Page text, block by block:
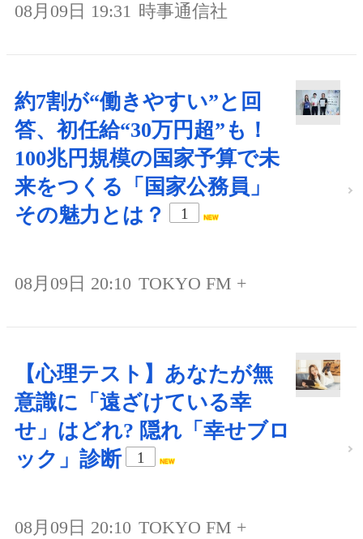
08月09日 19:31 時事通信社
約7割が“働きやすい”と回
答、初任給“30万円超”も！
100兆円規模の国家予算で未
来をつくる「国家公務員」
その魅力とは？
1
08月09日 20:10 TOKYO FM +
【心理テスト】あなたが無
意識に「遠ざけている幸
せ」はどれ? 隠れ「幸せブロ
ック」診断
1
08月09日 20:10 TOKYO FM +